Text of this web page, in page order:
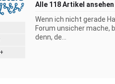
Alle 118 Artikel ansehen
Wenn ich nicht gerade
Forum unsicher mache,
denn, de...